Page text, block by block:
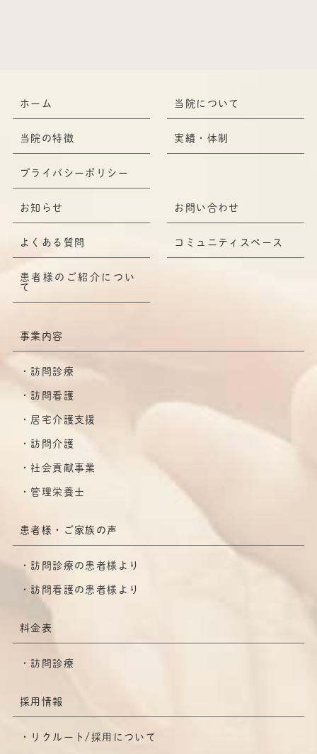
ホーム 当院について
当院の特徴 実績・体制
プライバシーポリシー
お知らせ お問い合わせ
よくある質問 コミュニティスペース
患者様のご紹介につい
て
事業内容
訪問診療
訪問看護
居宅介護支援
訪問介護
社会貢献事業
管理栄養士
患者様・ご家族の声
訪問診療の患者様より
訪問看護の患者様より
料金表
訪問診療
採用情報
リクルート/採用について